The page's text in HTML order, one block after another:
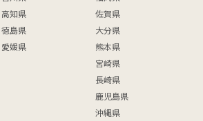
高知県
徳島県
愛媛県
佐賀県
大分県
熊本県
宮崎県
長崎県
鹿児島県
沖縄県